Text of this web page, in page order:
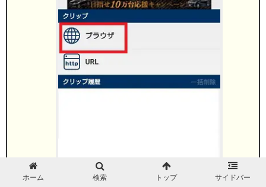
ホーム 検索 トップ サイドバー